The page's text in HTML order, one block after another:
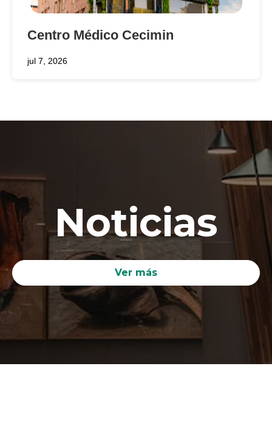
Centro Médico Cecimin
jul 7, 2026
Noticias
Ver más